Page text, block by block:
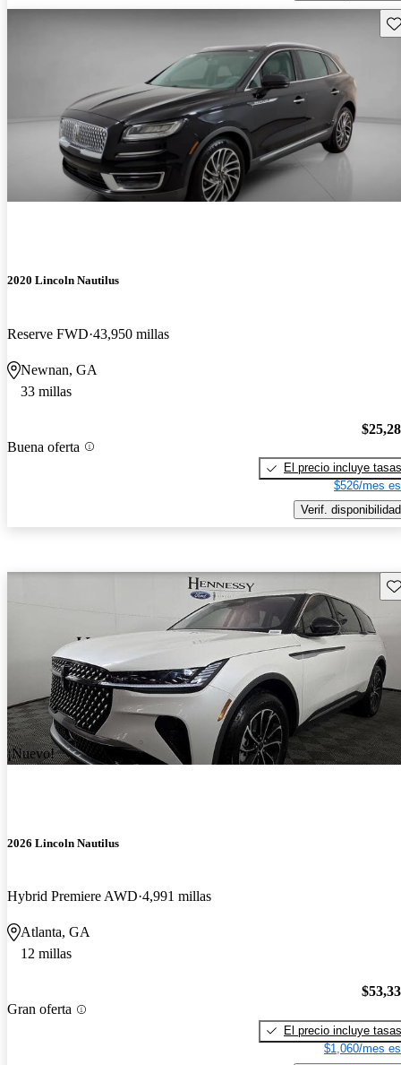
2020 Lincoln Nautilus
Reserve FWD 43,950 millas
Newnan, GA
33 millas
Buena oferta
El precio incluye tasas
$526/mes
Verif. disponibilidad
¡Nuevo!
2026 Lincoln Nautilus
Hybrid Premiere AWD 4,991 millas
Atlanta, GA
12 millas
Gran oferta
El precio incluye tasas
$1,060/mes